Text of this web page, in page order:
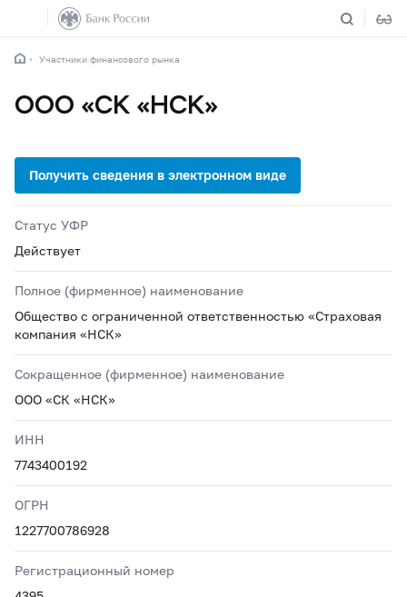
Участники финансового рынка
ООО «СК «НСК»
Статус УФР
Действует
Полное (фирменное) наименование
Общество с ограниченной ответственностью «Страховая
компания «НСК»
Сокращенное (фирменное) наименование
ООО «СК «НСК»
ИНН
7743400192
ОГРН
1227700786928
Регистрационный номер